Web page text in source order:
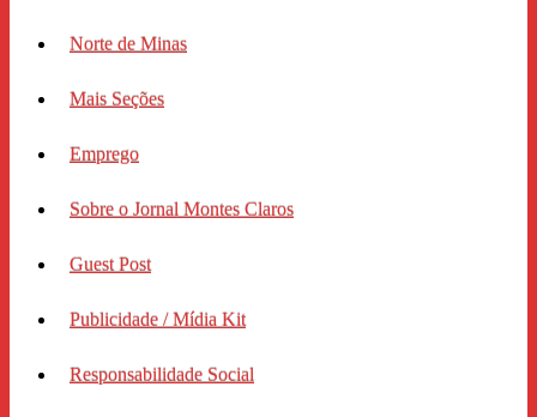
Norte de Minas
Mais Seções
Emprego
Sobre o Jornal Montes Claros
Guest Post
Publicidade / Mídia Kit
Responsabilidade Social